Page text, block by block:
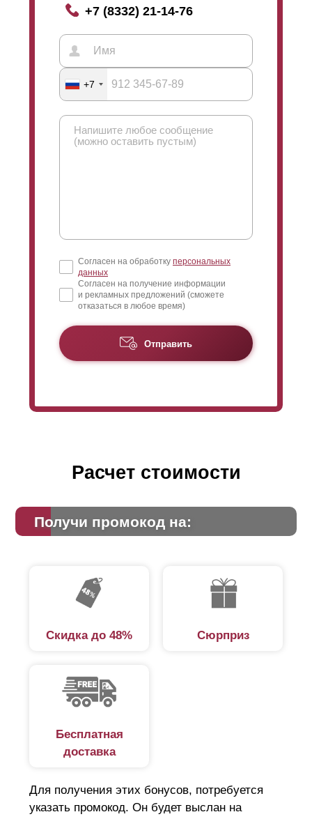
+7 (8332) 21-14-76
+7
Согласен на обработку персональных
данных
Согласен на получение информации
и рекламных предложений (сможете
отказаться в любое время)
Отправить
Расчет стоимости
Получи промокод на:
Скидка до 48% Сюрприз
Бесплатная
доставка
Для получения этих бонусов, потребуется
указать промокод. Он будет выслан на